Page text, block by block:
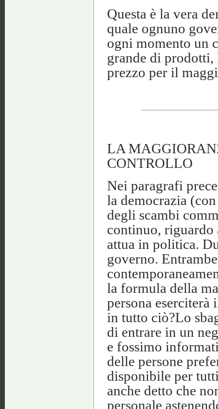
Questa è la vera
quale ognuno
ogni momento un
grande di prodotti,
prezzo per il
LA
CONTROLLO
Nei paragrafi
la democrazia
degli scambi
continuo, riguardo
attua in politica.
governo.
la formula della
persona eserciterà
in tutto ciò?Lo
di entrare in un
e fossimo
delle persone
disponibile per
anche detto che
personale